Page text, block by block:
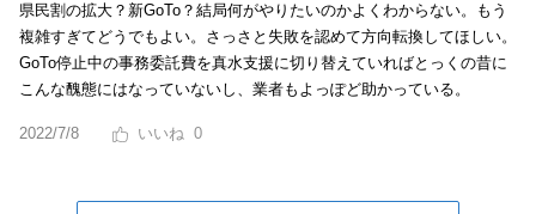
県民割の拡大？新GoTo？結局何がやりたいのかよくわからない。もう
複雑すぎてどうでもよい。さっさと失敗を認めて方向転換してほしい。
GoTo停止中の事務委託費を真水支援に切り替えていればとっくの昔に
こんな醜態にはなっていないし、業者もよっぽど助かっている。
2022/7/8 0